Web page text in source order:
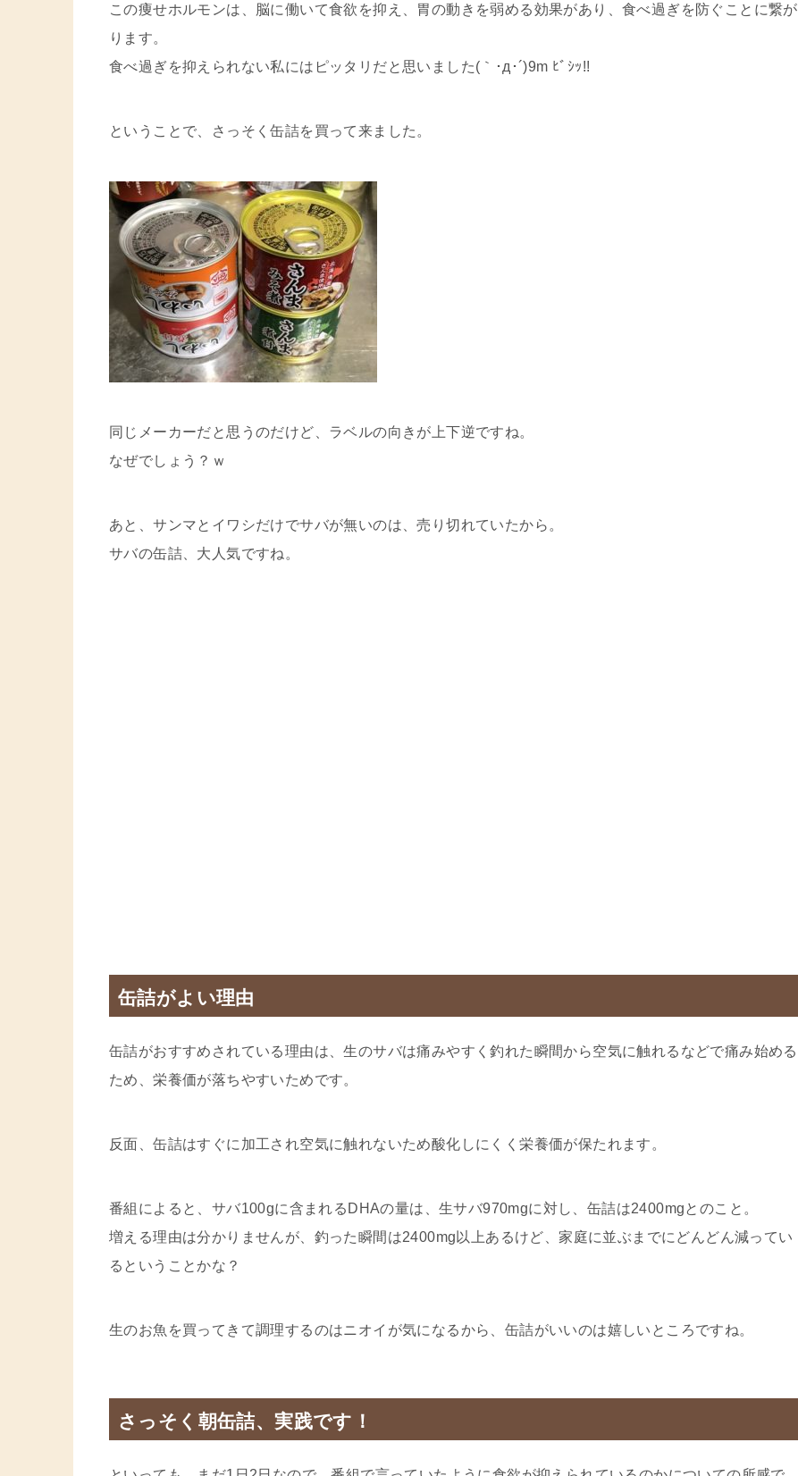
この痩せホルモンは、脳に働いて食欲を抑え、胃の動きを弱める効果があり、食べ過ぎを防ぐことに繋が
ります。
食べ過ぎを抑えられない私にはピッタリだと思いました(｀･д･´)9m ﾋﾞｼｯ!!
ということで、さっそく缶詰を買って来ました。
同じメーカーだと思うのだけど、ラベルの向きが上下逆ですね。
なぜでしょう？ｗ
あと、サンマとイワシだけでサバが無いのは、売り切れていたから。
サバの缶詰、大人気ですね。
缶詰がよい理由
缶詰がおすすめされている理由は、生のサバは痛みやすく釣れた瞬間から空気に触れるなどで痛み始める
ため、栄養価が落ちやすいためです。
反面、缶詰はすぐに加工され空気に触れないため酸化しにくく栄養価が保たれます。
番組によると、サバ100gに含まれるDHAの量は、生サバ970mgに対し、缶詰は2400mgとのこと。
増える理由は分かりませんが、釣った瞬間は2400mg以上あるけど、家庭に並ぶまでにどんどん減ってい
るということかな？
生のお魚を買ってきて調理するのはニオイが気になるから、缶詰がいいのは嬉しいところですね。
さっそく朝缶詰、実践です！